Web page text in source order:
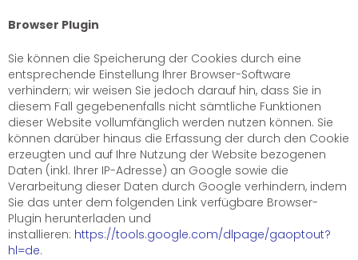
Browser Plugin
Sie können die Speicherung der Cookies durch eine
entsprechende Einstellung Ihrer Browser-Software
verhindern; wir weisen Sie jedoch darauf hin, dass Sie in
diesem Fall gegebenenfalls nicht sämtliche Funktionen
dieser Website vollumfänglich werden nutzen können. Sie
können darüber hinaus die Erfassung der durch den Cookie
erzeugten und auf Ihre Nutzung der Website bezogenen
Daten (inkl. Ihrer IP-Adresse) an Google sowie die
Verarbeitung dieser Daten durch Google verhindern, indem
Sie das unter dem folgenden Link verfügbare Browser-
Plugin herunterladen und
installieren: https://tools.google.com/dlpage/gaoptout?
hl=de.